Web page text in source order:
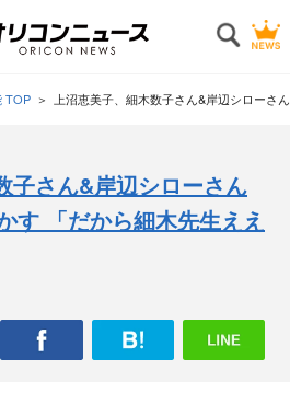
TOP 上沼恵美子、細木数子さん&岸辺シローさ
子さん&岸辺シローさん
す 「だから細木先生ええ